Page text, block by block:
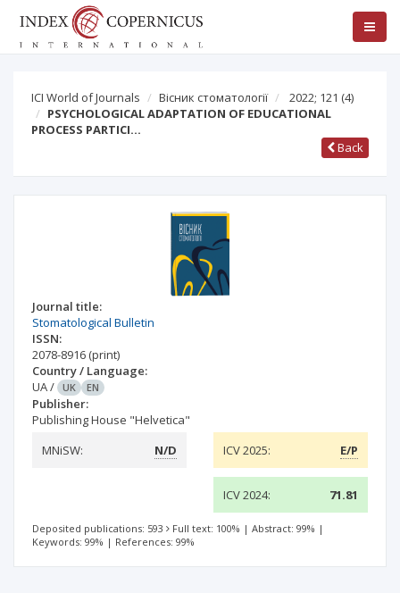
ICI World of Journals Вісник стоматології 2022; 121 (4)
PSYCHOLOGICAL ADAPTATION OF EDUCATIONAL
PROCESS PARTICI…
Back
Journal title:
Stomatological Bulletin
ISSN:
2078-8916 (print)
Country / Language:
UA/ UK EN
Publisher:
Publishing House "Helvetica"
MNiSW:
N/D ICV 2025: E/P
ICV 2024: 71.81
Deposited publications: 593 Full text: 100% | Abstract: 99% |
Keywords: 99% | References: 99%